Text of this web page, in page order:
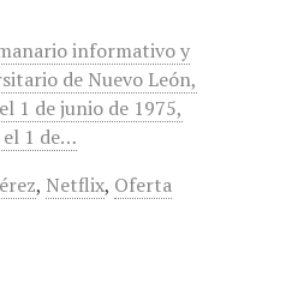
informativo y
de Nuevo León,
1 de junio de 1975,
el 1 de…
, Netflix, Oferta